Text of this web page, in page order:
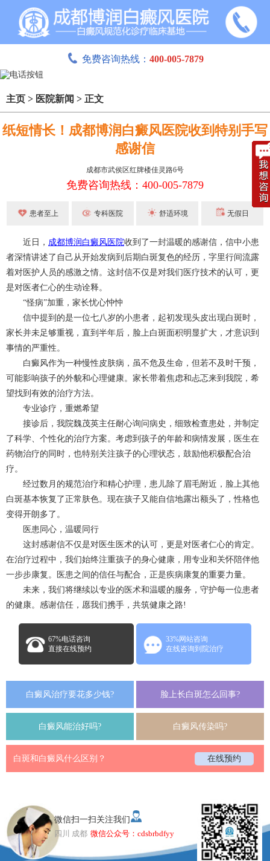
免费咨询热线： 400-005-7879
主页 > 医院新闻 > 正文
纸短情长！成都博润白癜风医院收到特别手写
感谢信
成都市武侯区红牌楼佳灵路6号
免费咨询热线：400-005-7879
患者至上 专科医院 舒适环境 无假日
近日， 成都博润白癜风医院收到了一封温暖的感谢信，信中小患
者深情讲述了自己从开始发病到后期白斑复色的经历，字里行间流露
着对医护人员的感激之情。这封信不仅是对我们医疗技术的认可，更
是对医者仁心的生动诠释。
“怪病”加重，家长忧心忡忡
信中提到的是一位七八岁的小患者，起初发现头皮出现白斑时，
家长并未足够重视，直到半年后，脸上白斑面积明显扩大，才意识到
事情的严重性。
白癜风作为一种慢性皮肤病，虽不危及生命，但若不及时干预，
可能影响孩子的外貌和心理健康。家长带着焦虑和忐忑来到我院，希
望找到有效的治疗方法。
专业诊疗，重燃希望
接诊后，我院魏茂英主任耐心询问病史，细致检查患处，并制定
了科学、个性化的治疗方案。考虑到孩子的年龄和病情发展，医生在
药物治疗的同时，也特别关注孩子的心理状态，鼓励他积极配合治
疗。
经过数月的规范治疗和精心护理，患儿除了眉毛附近，脸上其他
白斑基本恢复了正常肤色。现在孩子又能自信地露出额头了，性格也
变得开朗多了。
医患同心，温暖同行
这封感谢信不仅是对医生医术的认可，更是对医者仁心的肯定。
在治疗过程中，我们始终注重孩子的身心健康，用专业和关怀陪伴他
一步步康复。医患之间的信任与配合，正是疾病康复的重要力量。
未来，我们将继续以专业的医术和温暖的服务，守护每一位患者
的健康。感谢信任，愿我们携手，共筑健康之路!
67%电话咨询
直接在线预约
33%网站咨询
在线咨询到院治疗
白癜风治疗要花多少钱? 脸上长白斑怎么回事?
白癜风能治好吗? 白癜风传染吗?
白斑和白癜风什么区别？ 在线预约
微信扫一扫关注我们
四川 成都 微信公众号：cdsbrbdfyy